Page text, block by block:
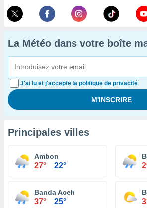
La Météo dans votre boîte
J'ai lu et j'accepte la politique de privacité
Principales villes
Ambon
27° 22°
Banda Aceh
37° 25°